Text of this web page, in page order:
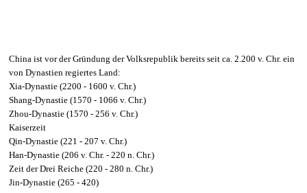
China ist vor der Gründung der Volksrepublik bereits seit ca. 2.200 v. Chr. ein
von Dynastien regiertes Land:
Xia-Dynastie (2200 - 1600 v. Chr.)
Shang-Dynastie (1570 - 1066 v. Chr.)
Zhou-Dynastie (1570 - 256 v. Chr.)
Kaiserzeit
Qin-Dynastie (221 - 207 v. Chr.)
Han-Dynastie (206 v. Chr. - 220 n. Chr.)
Zeit der Drei Reiche (220 - 280 n. Chr.)
Jin-Dynastie (265 - 420)